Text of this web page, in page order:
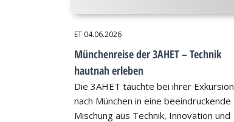
ET 04.06.2026
Münchenreise der 3AHET – Technik
hautnah erleben
Die 3AHET tauchte bei ihrer Exkursion
nach München in eine beeindruckende
Mischung aus Technik, Innovation und